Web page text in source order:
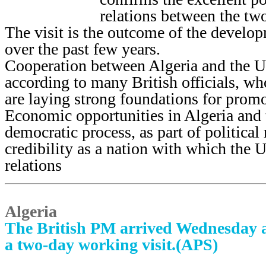
relations between the
The visit is the outcome of the
over the past few years.
Cooperation between Algeria and the
according to many British officials,
are laying strong foundations for
Economic opportunities in Algeria and
democratic process, as part of political
credibility as a nation with which the
relations
Algeria
The British PM arrived Wednesday
a two-day working visit.(APS)